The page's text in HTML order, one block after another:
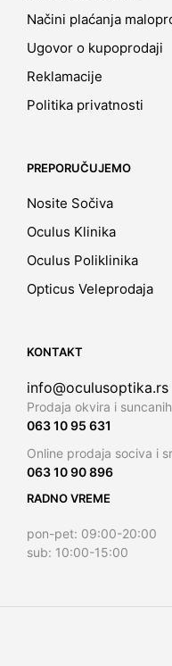
Načini plaćanja
Ugovor o kupoprodaji
Reklamacije
Politika privatnosti
PREPORUČUJEMO
Nosite Sočiva
Oculus Klinika
Oculus Poliklinika
Opticus Veleprodaja
KONTAKT
info@oculusoptika.rs
Prodaja okvira i
063 10 95 631
Online prodaja sociva i
063 10 90 896
RADNO VREME
pon-pet: 09:00-20:00
sub: 10:00-15:00